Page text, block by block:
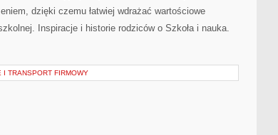
dzięki czemu łatwiej wdrażać wartościowe
Inspiracje i historie rodziców o Szkoła i nauka.
I TRANSPORT FIRMOWY